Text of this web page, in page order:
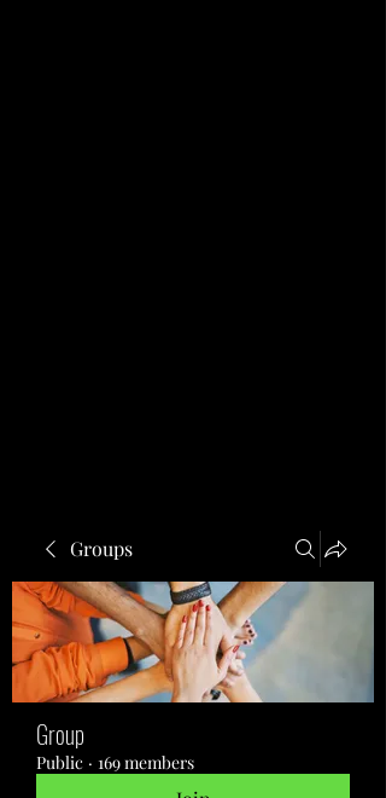
Groups
Group
Public · 169 members